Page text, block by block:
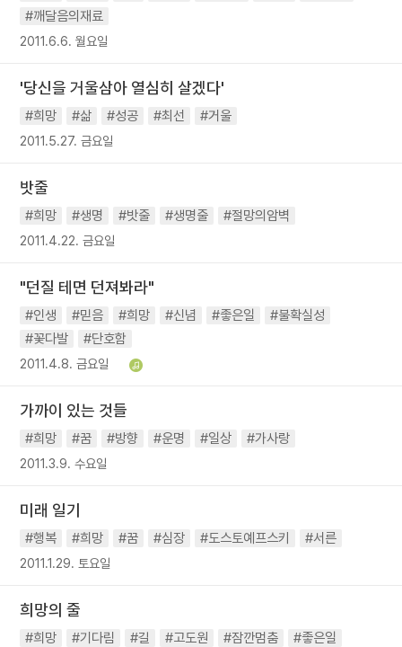
#깨달음의재료
2011.6.6. 월요일
'당신을 거울삼아 열심히 살겠다'
#희망 #삶 #성공 #최선 #거울
2011.5.27. 금요일
밧줄
#희망 #생명 #밧줄 #생명줄 #절망의암벽
2011.4.22. 금요일
"던질 테면 던져봐라"
#인생 #믿음 #희망 #신념 #좋은일
#불확실성
#꽃다발
#단호함
2011.4.8. 금요일
가까이 있는 것들
#희망 #꿈 #방향 #운명 #일상 #가사랑
2011.3.9. 수요일
미래 일기
#행복 #희망 #꿈 #심장 #도스토예프스키 #서른
2011.1.29. 토요일
희망의 줄
#희망 #기다림 #길 #고도원 #잠깐멈춤
#좋은일